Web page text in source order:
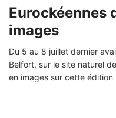
Eurockéennes
images
Du 5 au 8 juillet dernier
Belfort, sur le site naturel
en images sur cette